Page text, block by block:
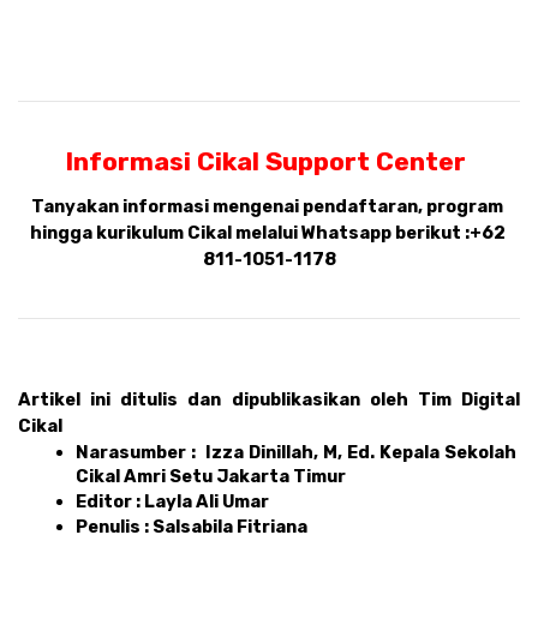
Informasi Cikal Support Center
Tanyakan informasi mengenai pendaftaran, program
hingga kurikulum Cikal melalui Whatsapp berikut :+62
811-1051-1178
Artikel ini ditulis dan dipublikasikan oleh Tim Digital
Cikal
Narasumber :  Izza Dinillah, M, Ed. Kepala Sekolah
Cikal Amri Setu Jakarta Timur
Editor : Layla Ali Umar
Penulis : Salsabila Fitriana